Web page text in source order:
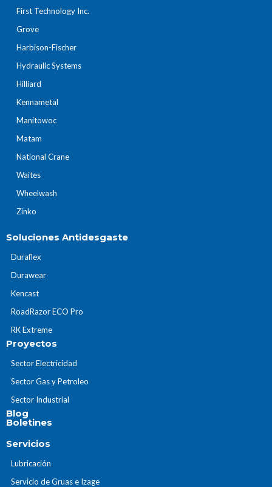
First Technology Inc.
Grove
Harbison-Fischer
Hydraulic Systems
Hilliard
Kennametal
Manitowoc
Matam
National Crane
Waites
Wheelwash
Zinko
Soluciones Antidesgaste
Duraflex
Durawear
Kencast
RoadRazor ECO Pro
RK Extreme
Proyectos
Sector Electricidad
Sector Gas y Petroleo
Sector Industrial
Blog
Boletines
Servicios
Lubricación
Servicio de Gruas e Izage